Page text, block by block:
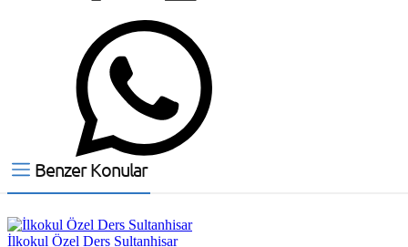
Benzer Konular
İlkokul Özel Ders Sultanhisar